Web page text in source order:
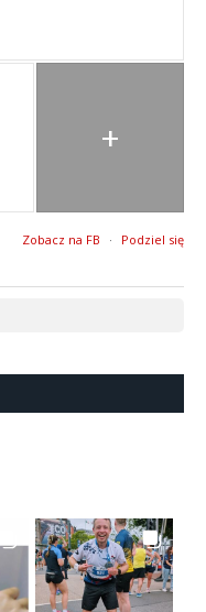
+
Zobacz na FB · Podziel się